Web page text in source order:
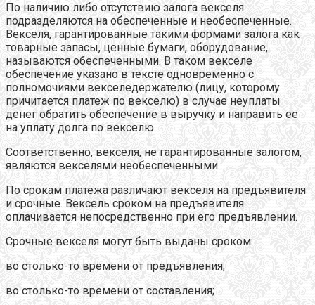
По наличию либо отсутствию залога векселя
подразделяются на обеспеченные и необеспеченные.
Векселя, гарантированные такими формами залога как
товарные запасы, ценные бумаги, оборудование,
называются обеспеченными. В таком векселе
обеспечение указано в тексте одновременно с
полномочиями векселедержателю (лицу, которому
причитается платеж по векселю) в случае неуплаты
денег обратить обеспечение в выручку и направить ее
на уплату долга по векселю.
Соответственно, векселя, не гарантированные залогом,
являются векселями необеспеченными.
По срокам платежа различают векселя на предъявителя
и срочные. Вексель сроком на предъявителя
оплачивается непосредственно при его предъявлении.
Срочные векселя могут быть выданы сроком:
во столько-то времени от предъявления;
во столько-то времени от составления;